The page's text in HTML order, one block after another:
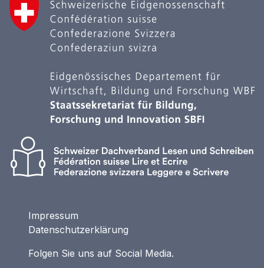
Impressum
Datenschutzerklärung
Folgen Sie uns auf Social Media.